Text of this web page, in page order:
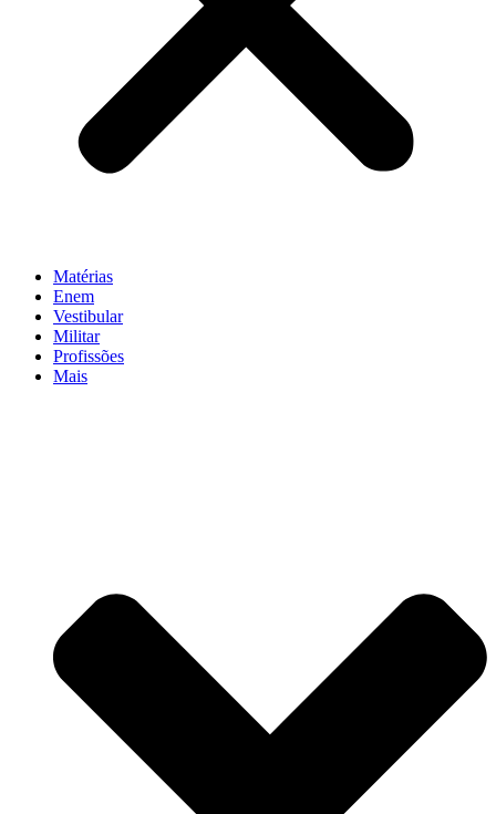
Matérias
Enem
Vestibular
Militar
Profissões
Mais